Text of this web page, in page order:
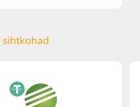
sihtkohad